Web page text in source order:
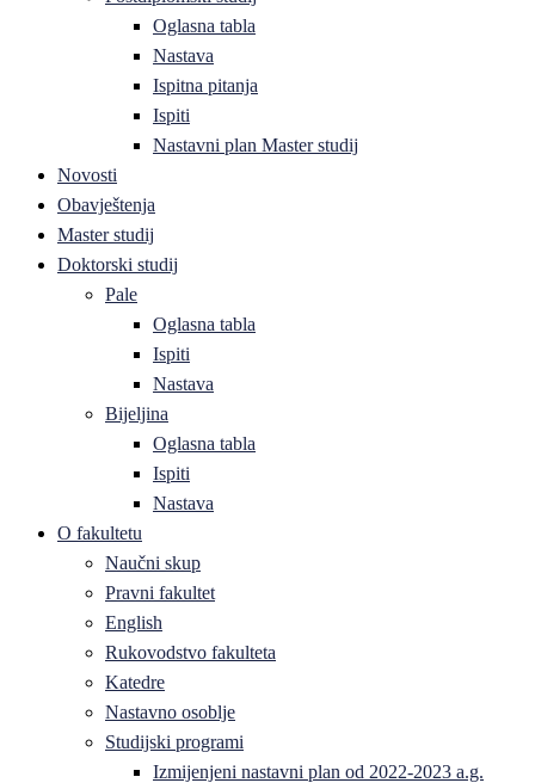
Oglasna tabla
Nastava
Ispitna pitanja
Ispiti
Nastavni plan Master studij
Novosti
Obavještenja
Master studij
Doktorski studij
Pale
Oglasna tabla
Ispiti
Nastava
Bijeljina
Oglasna tabla
Ispiti
Nastava
O fakultetu
Naučni skup
Pravni fakultet
English
Rukovodstvo fakulteta
Katedre
Nastavno osoblje
Studijski programi
Izmijenjeni nastavni plan od 2022-2023 a.g.